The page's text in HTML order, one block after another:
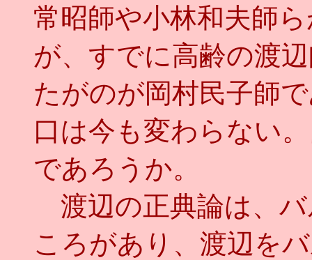
常昭師や小林和夫師
が、すでに高齢の渡
たがのが岡村民子師
口は今も変わらない
であろうか。
渡辺の正典論は、
ころがあり、渡辺を